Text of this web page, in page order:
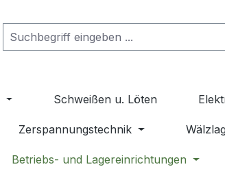
Schweißen u. Löten
Zerspannungstechnik
Betriebs- und Lagereinrichtungen